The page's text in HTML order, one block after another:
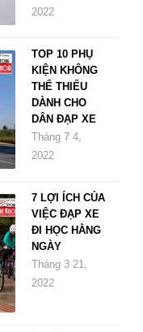
2022
TOP 10 PHỤ
KIỆN KHÔNG
THỂ THIẾU
DÀNH CHO
DÂN ĐẠP XE
Tháng 7 4,
2022
7 LỢI ÍCH CỦA
VIỆC ĐẠP XE
ĐI HỌC HẰNG
NGÀY
Tháng 3 21,
2022